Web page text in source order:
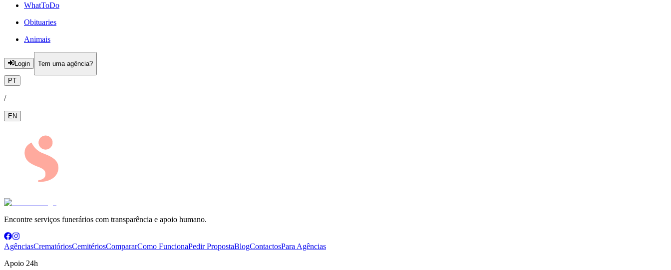
WhatToDo
Obituaries
Animais
Login Tem uma agência?
PT
/
EN
Encontre serviços funerários com transparência e apoio humano.
AgênciasCrematóriosCemitériosCompararComo FuncionaPedir PropostaBlogContactosPara Agências
Apoio 24h